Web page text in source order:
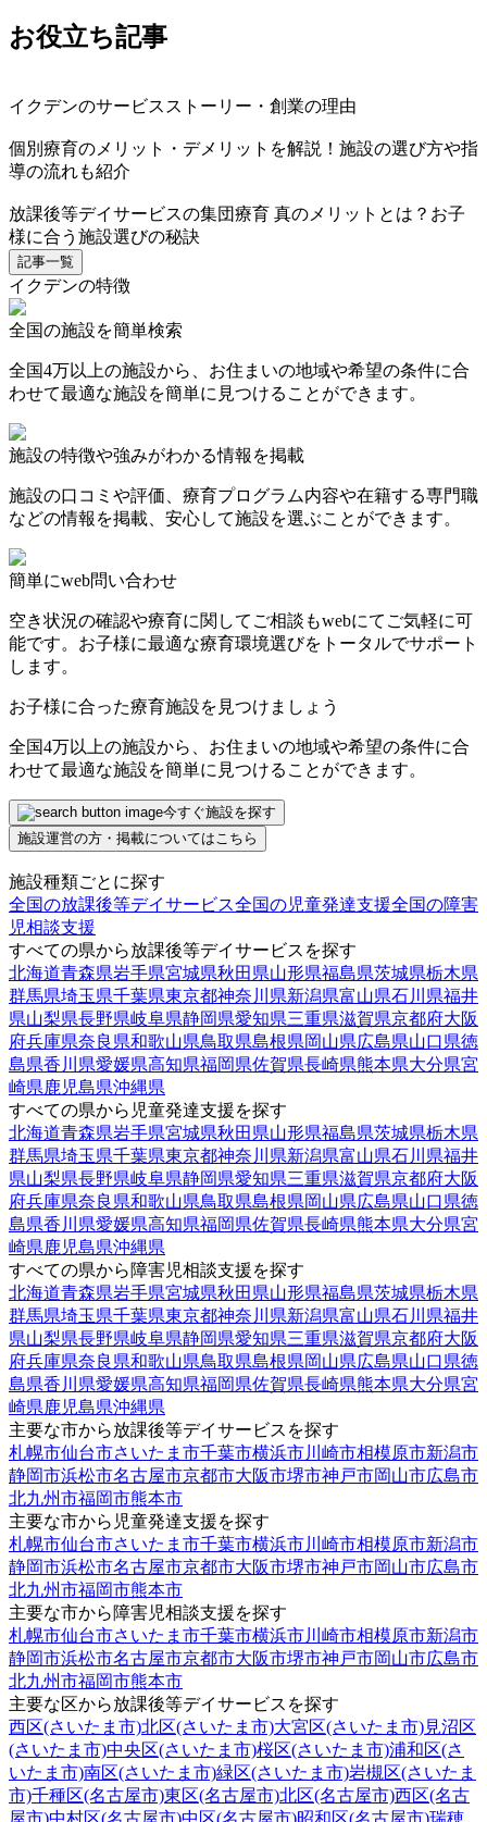
お役立ち記事
イクデンのサービスストーリー・創業の理由
個別療育のメリット・デメリットを解説！施設の選び方や指
導の流れも紹介
放課後等デイサービスの集団療育 真のメリットとは？お子
様に合う施設選びの秘訣
記事一覧
イクデンの特徴
全国の施設を簡単検索
全国4万以上の施設から、お住まいの地域や希望の条件に合
わせて最適な施設を簡単に見つけることができます。
施設の特徴や強みがわかる情報を掲載
施設の口コミや評価、療育プログラム内容や在籍する専門職
などの情報を掲載、安心して施設を選ぶことができます。
簡単にweb問い合わせ
空き状況の確認や療育に関してご相談もwebにてご気軽に可
能です。お子様に最適な療育環境選びをトータルでサポート
します。
お子様に合った療育施設を見つけましょう
全国4万以上の施設から、お住まいの地域や希望の条件に合
わせて最適な施設を簡単に見つけることができます。
今すぐ施設を探す
施設運営の方・掲載についてはこちら
施設種類ごとに探す
全国の放課後等デイサービス全国の児童発達支援全国の障害
児相談支援
すべての県から放課後等デイサービスを探す
北海道青森県岩手県宮城県秋田県山形県福島県茨城県栃木県
群馬県埼玉県千葉県東京都神奈川県新潟県富山県石川県福井
県山梨県長野県岐阜県静岡県愛知県三重県滋賀県京都府大阪
府兵庫県奈良県和歌山県鳥取県島根県岡山県広島県山口県徳
島県香川県愛媛県高知県福岡県佐賀県長崎県熊本県大分県宮
崎県鹿児島県沖縄県
すべての県から児童発達支援を探す
北海道青森県岩手県宮城県秋田県山形県福島県茨城県栃木県
群馬県埼玉県千葉県東京都神奈川県新潟県富山県石川県福井
県山梨県長野県岐阜県静岡県愛知県三重県滋賀県京都府大阪
府兵庫県奈良県和歌山県鳥取県島根県岡山県広島県山口県徳
島県香川県愛媛県高知県福岡県佐賀県長崎県熊本県大分県宮
崎県鹿児島県沖縄県
すべての県から障害児相談支援を探す
北海道青森県岩手県宮城県秋田県山形県福島県茨城県栃木県
群馬県埼玉県千葉県東京都神奈川県新潟県富山県石川県福井
県山梨県長野県岐阜県静岡県愛知県三重県滋賀県京都府大阪
府兵庫県奈良県和歌山県鳥取県島根県岡山県広島県山口県徳
島県香川県愛媛県高知県福岡県佐賀県長崎県熊本県大分県宮
崎県鹿児島県沖縄県
主要な市から放課後等デイサービスを探す
札幌市仙台市さいたま市千葉市横浜市川崎市相模原市新潟市
静岡市浜松市名古屋市京都市大阪市堺市神戸市岡山市広島市
北九州市福岡市熊本市
主要な市から児童発達支援を探す
札幌市仙台市さいたま市千葉市横浜市川崎市相模原市新潟市
静岡市浜松市名古屋市京都市大阪市堺市神戸市岡山市広島市
北九州市福岡市熊本市
主要な市から障害児相談支援を探す
札幌市仙台市さいたま市千葉市横浜市川崎市相模原市新潟市
静岡市浜松市名古屋市京都市大阪市堺市神戸市岡山市広島市
北九州市福岡市熊本市
主要な区から放課後等デイサービスを探す
西区(さいたま市)北区(さいたま市)大宮区(さいたま市)見沼区
(さいたま市)中央区(さいたま市)桜区(さいたま市)浦和区(さ
いたま市)南区(さいたま市)緑区(さいたま市)岩槻区(さいたま
市)千種区(名古屋市)東区(名古屋市)北区(名古屋市)西区(名古
屋市)中村区(名古屋市)中区(名古屋市)昭和区(名古屋市)瑞穂